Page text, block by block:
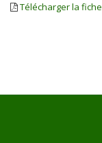
Télécharger la